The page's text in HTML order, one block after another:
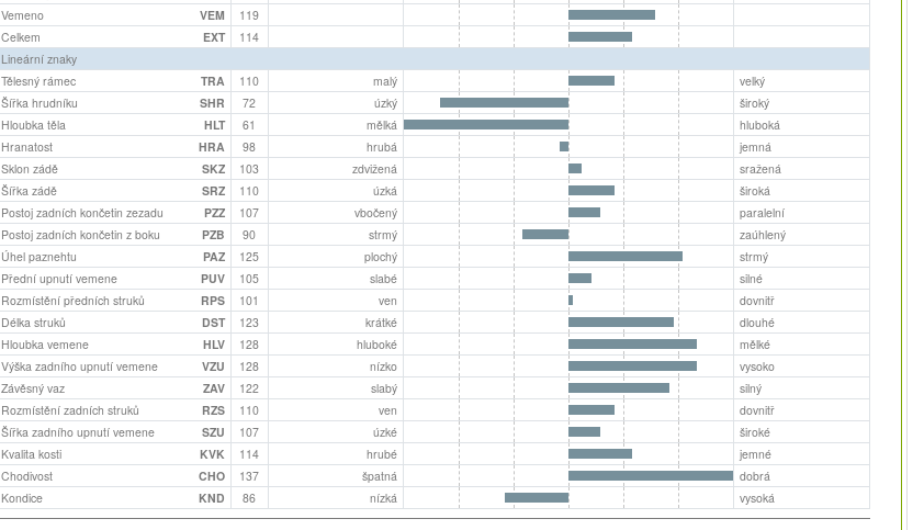
Vemeno
VEM
119
Celkem
EXT
114
Lineární znaky
Tělesný rámec
TRA 110 malý
velký
Šířka hrudníku
SHR 72 úzký
široký
Hloubka těla
HLT 61 mělká
hluboká
Hranatost
HRA 98 hrubá
jemná
Sklon zádě
SKZ 103 zdvižená
sražená
Šířka zádě
SRZ 110 úzká
široká
Postoj zadních končetin zezadu
PZZ 107 vbočený
paralelní
Postoj zadních končetin z boku
PZB 90 strmý
zaúhlený
Úhel paznehtu
PAZ 125 plochý
strmý
Přední upnutí vemene
PUV 105 slabé
silné
Rozmístění předních struků
RPS 101 ven
dovnitř
Délka struků
DST 123 krátké
dlouhé
Hloubka vemene
HLV 128 hluboké
mělké
Výška zadního upnutí vemene
VZU 128 nízko
vysoko
Závěsný vaz
ZAV 122 slabý
silný
Rozmístění zadních struků
RZS 110 ven
dovnitř
Šířka zadního upnutí vemene
SZU 107 úzké
široké
Kvalita kosti
KVK 114 hrubé
jemné
Chodivost
CHO 137 špatná
dobrá
Kondice
KND 86 nízká vysoká